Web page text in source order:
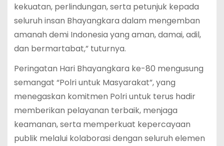
kekuatan, perlindungan, serta petunjuk kepada
seluruh insan Bhayangkara dalam mengemban
amanah demi Indonesia yang aman, damai, adil,
dan bermartabat,” tuturnya.
Peringatan Hari Bhayangkara ke-80 mengusung
semangat “Polri untuk Masyarakat”, yang
menegaskan komitmen Polri untuk terus hadir
memberikan pelayanan terbaik, menjaga
keamanan, serta memperkuat kepercayaan
publik melalui kolaborasi dengan seluruh elemen